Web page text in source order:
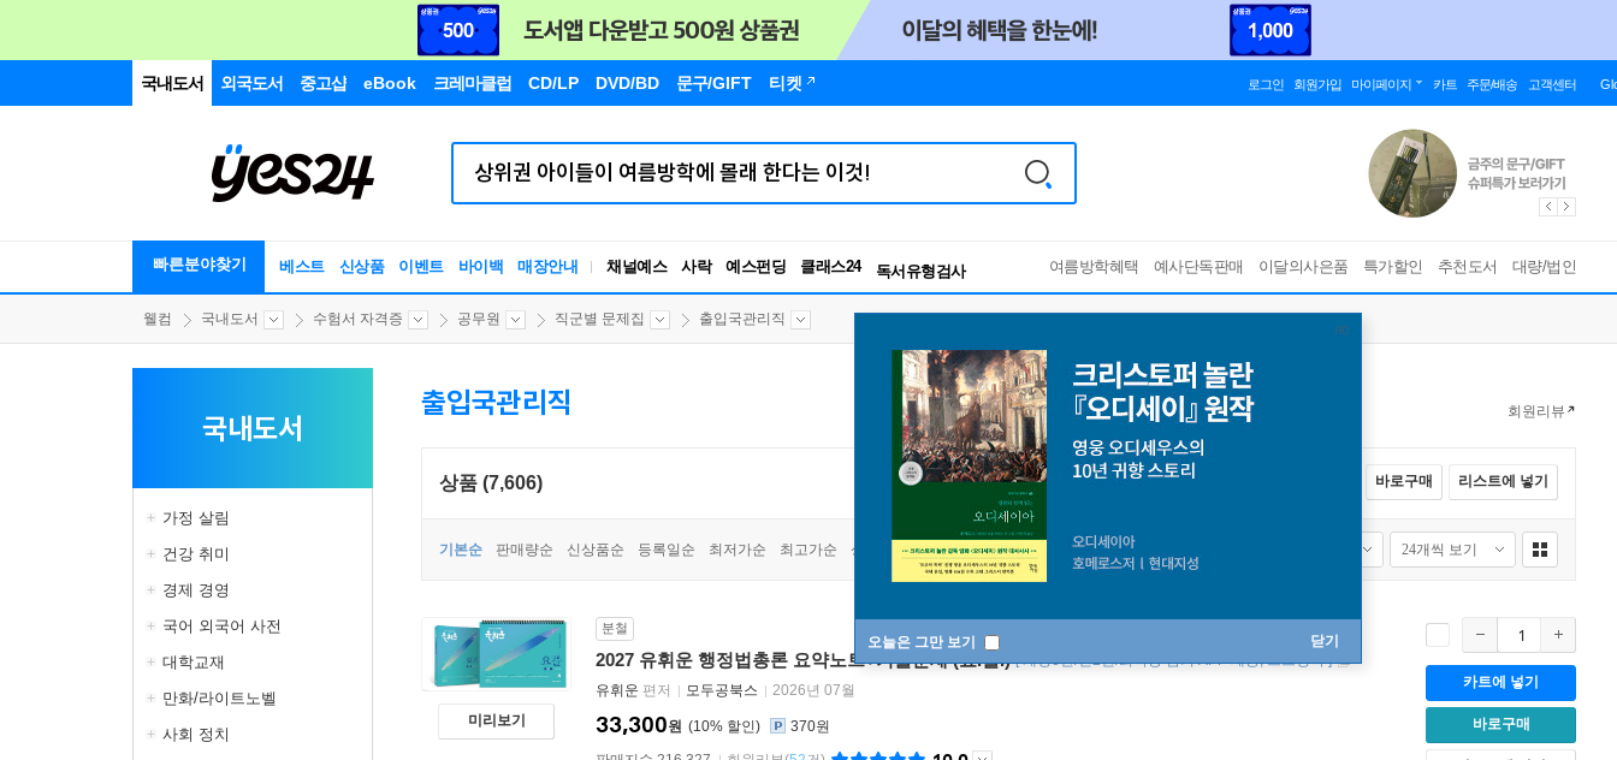
국내도서 외국도서 중고샵 eBook 크레마클럽 CD/LP DVD/BD 문구/GIFT 티켓 로그인 회원가입 마이페이지 카트 주문/배송 고객센터
빠른분야찾기 베스트 신상품 이벤트 바이백 매장안내 채널예스 사락 예스펀딩 클래스24
독서유형검사
여름방학혜택 예사단독판매 이달의사은품 특가할인 추천도서 대량/법인
오늘은 그만 보기 닫기
웰컴 국내도서 수험서 자격증 공무원 직군별 문제집 출입국관리직
국내도서
가정 살림
건강 취미
경제 경영
국어 외국어 사전
대학교재
만화/라이트노벨
사회 정치
출입국관리직 회원리뷰
상품 (7,606) 전체선택 바로구매 리스트에 넣기
기본순 판매량순 신상품순 등록일순 최저가순 최고가순 상품명순
미리보기
분철
2027 유휘운 행정법총론 요약노트+기출문제 (요.플.) [개정6판/전2권/회독용 암기 APP 제공 스프링북]
유휘운 편저 모두공북스 2026년 07월
10%
33,300원
370원
카트에 넣기
바로구매